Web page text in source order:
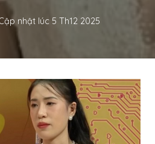
nhật lúc 5 Th12 2025